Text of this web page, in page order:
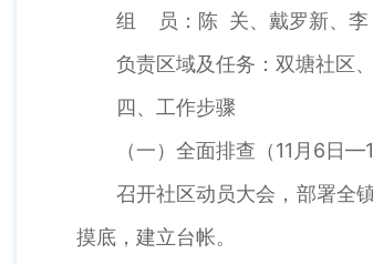
组 员：陈 关、戴罗新、李
负责区域及任务：双塘社区
四、工作步骤
（一）全面排查（11月6日
召开社区动员大会，部署全
摸底，建立台帐。